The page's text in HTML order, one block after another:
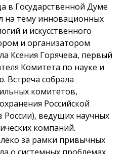
в Государственной Думе
на тему инновационных
и искусственного
и организатором
Ксения Горячева, первый
Комитета по науке и
Встреча собрала
комитетов,
Российской
ведущих научных
компаний.
за рамки привычных